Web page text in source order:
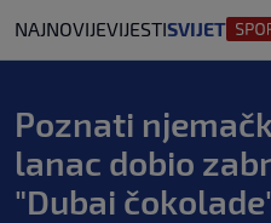
NAJNOVIJEVIJESTISVIJET
Poznati
lanac dobio
"Dubai